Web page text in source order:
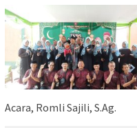
Acara, Romli Sajili, S.Ag.